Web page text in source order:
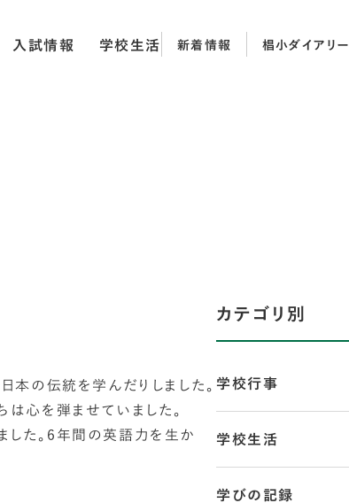
入試情報 学校生活 新着情報 椙小ダイアリー
の伝統を学んだりしました。
心を弾ませていました。
た。6年間の英語力を生か
カテゴリ別
学校行事
学校生活
学びの記録